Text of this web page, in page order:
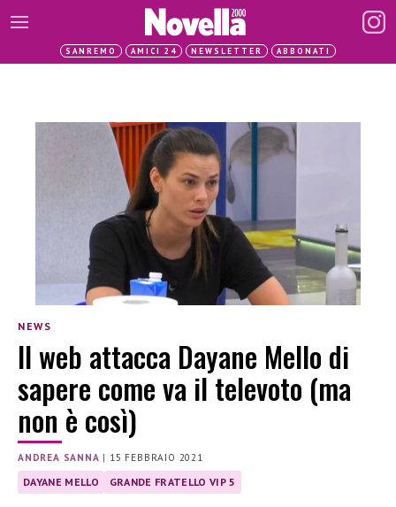
SANREMO AMICI 24 NEWSLETTER ABBONATI
NEWS
Il web attacca Dayane Mello di
sapere come va il televoto (ma
non è così)
ANDREA SANNA | 15 FEBBRAIO 2021
DAYANE MELLO GRANDE FRATELLO VIP 5